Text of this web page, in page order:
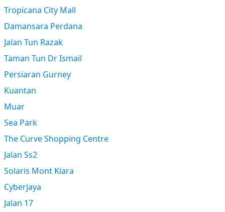
Tropicana City Mall
Damansara Perdana
Jalan Tun Razak
Taman Tun Dr Ismail
Persiaran Gurney
Kuantan
Muar
Sea Park
The Curve Shopping Centre
Jalan Ss2
Solaris Mont Kiara
Cyberjaya
Jalan 17